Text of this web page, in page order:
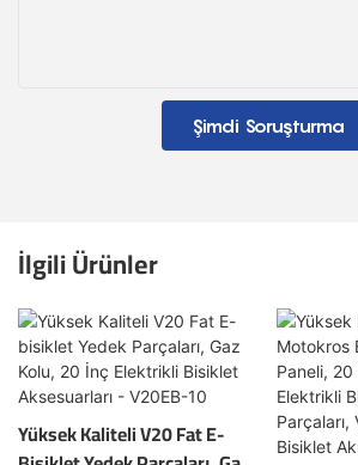
Şimdi Soruşturma
İlgili Ürünler
Yüksek Kaliteli V20 Fat E-